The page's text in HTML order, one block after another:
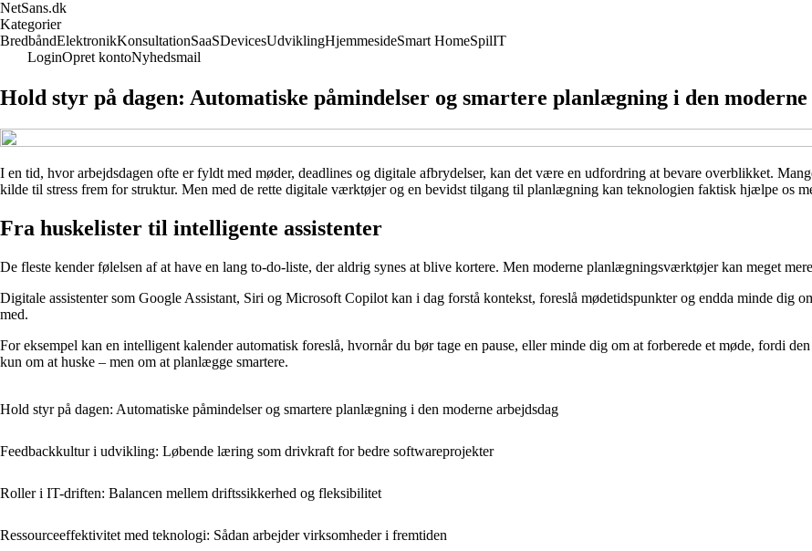
NetSans.dk
Kategorier
BredbåndElektronikKonsultationSaaSDevicesUdviklingHjemmesideSmart HomeSpilIT
LoginOpret kontoNyhedsmail
Hold styr på dagen: Automatiske påmindelser og smartere planlægning i den
I en tid, hvor arbejdsdagen ofte er fyldt med møder, deadlines og digitale afbrydelser, kan det være en udfordring at bevare overblikket.
kilde til stress frem for struktur. Men med de rette digitale værktøjer og en bevidst tilgang til planlægning kan teknologien faktisk hjælpe os
Fra huskelister til intelligente assistenter
De fleste kender følelsen af at have en lang to-do-liste, der aldrig synes at blive kortere. Men moderne planlægningsværktøjer kan meget
Digitale assistenter som Google Assistant, Siri og Microsoft Copilot kan i dag forstå kontekst, foreslå mødetidspunkter og endda minde dig
med.
For eksempel kan en intelligent kalender automatisk foreslå, hvornår du bør tage en pause, eller minde dig om at forberede et møde, fordi
kun om at huske – men om at planlægge smartere.
Hold styr på dagen: Automatiske påmindelser og smartere planlægning i den moderne arbejdsdag
Feedbackkultur i udvikling: Løbende læring som drivkraft for bedre softwareprojekter
Roller i IT-driften: Balancen mellem driftssikkerhed og fleksibilitet
Ressourceeffektivitet med teknologi: Sådan arbejder virksomheder i fremtiden